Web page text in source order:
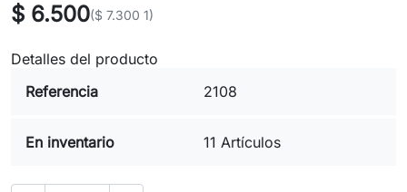
$ 6.500($ 7.300 1)
Detalles del producto
Referencia
2108
En inventario 11 Artículos